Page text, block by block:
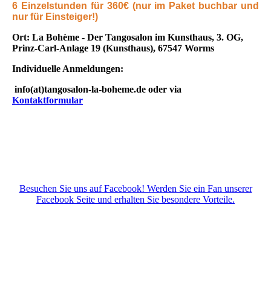
6 Einzelstunden für 360€ (nur im Paket buchbar und
nur für Einsteiger!)
Ort: La Bohème - Der Tangosalon im Kunsthaus, 3. OG,
Prinz-Carl-Anlage 19 (Kunsthaus), 67547 Worms
Individuelle Anmeldungen:
info(at)tangosalon-la-boheme.de oder via
Kontaktformular
Besuchen Sie uns auf Facebook! Werden Sie ein Fan unserer
Facebook Seite und erhalten Sie besondere Vorteile.